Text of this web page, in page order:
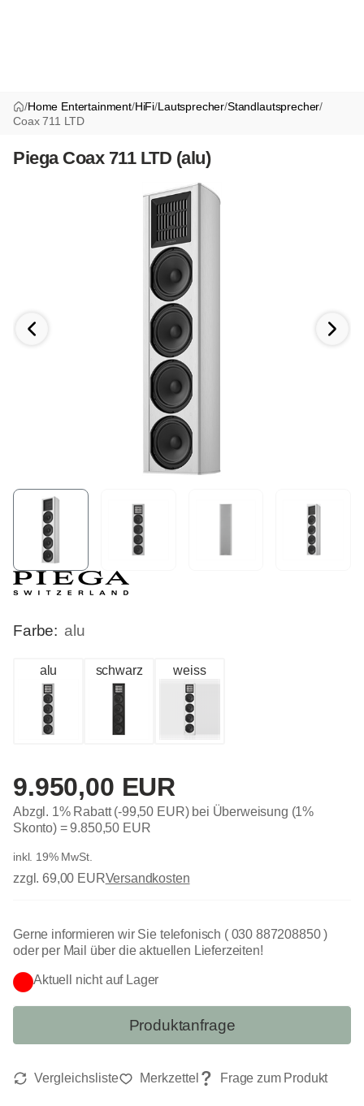
/Home Entertainment/HiFi/Lautsprecher/Standlautsprecher/
Coax 711 LTD
Piega Coax 711 LTD (alu)
Farbe: alu
alu schwarz weiss
9.950,00 EUR
Abzgl. 1% Rabatt (-99,50 EUR) bei Überweisung (1%
Skonto) =9.850,50 EUR
inkl. 19% MwSt.
zzgl. 69,00 EURVersandkosten
Aktuell nicht auf Lager
Gerne informieren wir Sie telefonisch ( 030 887208850 )
oder per Mail über die aktuellen Lieferzeiten!
Produktanfrage